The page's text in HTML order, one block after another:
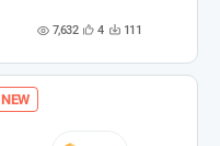
조 7,632 관
록
4 다 111
NEW